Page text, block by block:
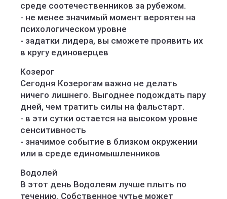
среде соотечественников за рубежом.
- не менее значимый момент вероятен на
психологическом уровне
- задатки лидера, вы сможете проявить их
в кругу единоверцев
Козерог
Сегодня Козерогам важно не делать
ничего лишнего. Выгоднее подождать пару
дней, чем тратить силы на фальстарт.
- в эти сутки остается на высоком уровне
сенситивность
- значимое событие в близком окружении
или в среде единомышленников
Водолей
В этот день Водолеям лучше плыть по
течению. Собственное чутье может